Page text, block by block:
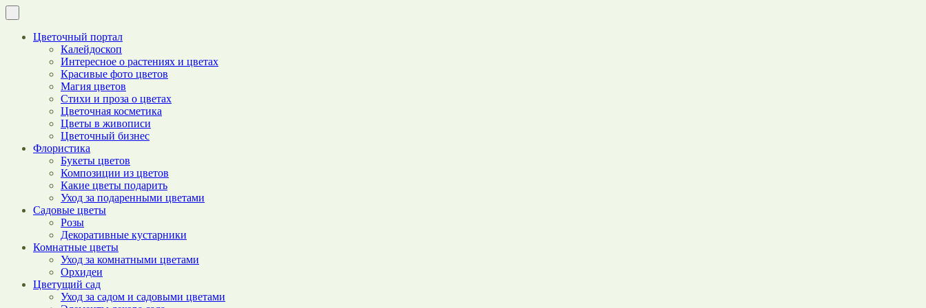
Цветочный портал
Калейдоскоп
Интересное о растениях и цветах
Красивые фото цветов
Магия цветов
Стихи и проза о цветах
Цветочная косметика
Цветы в живописи
Цветочный бизнес
Флористика
Букеты цветов
Композиции из цветов
Какие цветы подарить
Уход за подаренными цветами
Садовые цветы
Розы
Декоративные кустарники
Комнатные цветы
Уход за комнатными цветами
Орхидеи
Цветущий сад
Уход за садом и садовыми цветами